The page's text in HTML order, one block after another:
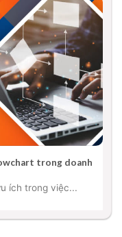
trong doanh
ích trong việc...